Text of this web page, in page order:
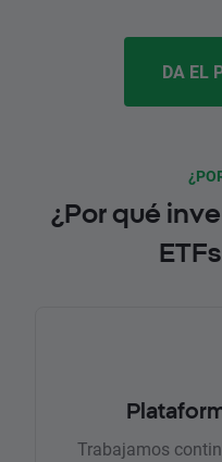
DA EL
¿Por qué
Trabajamos